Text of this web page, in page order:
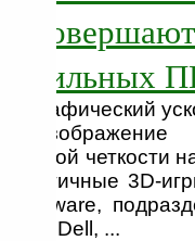
мобильных
графический
изображение
четкости
3D-
Dell, ...